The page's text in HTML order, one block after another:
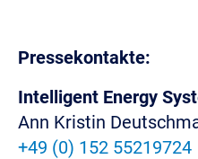
Pressekontakte:
Intelligent Energy
Ann Kristin
+49 (0) 152 55219724